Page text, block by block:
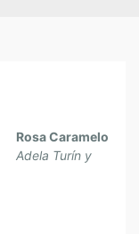
Rosa Caramelo
Adela Turín y